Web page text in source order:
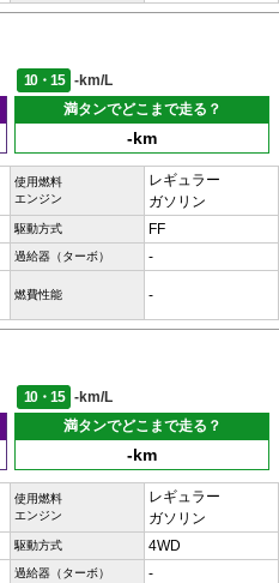
10・15
-km/L
満タンでどこまで走る？
-km
使用燃料
エンジン
レギュラー
ガソリン
駆動方式 FF
過給器（ターボ） -
燃費性能 -
10・15
-km/L
満タンでどこまで走る？
-km
使用燃料
エンジン
レギュラー
ガソリン
駆動方式 4WD
過給器（ターボ） -